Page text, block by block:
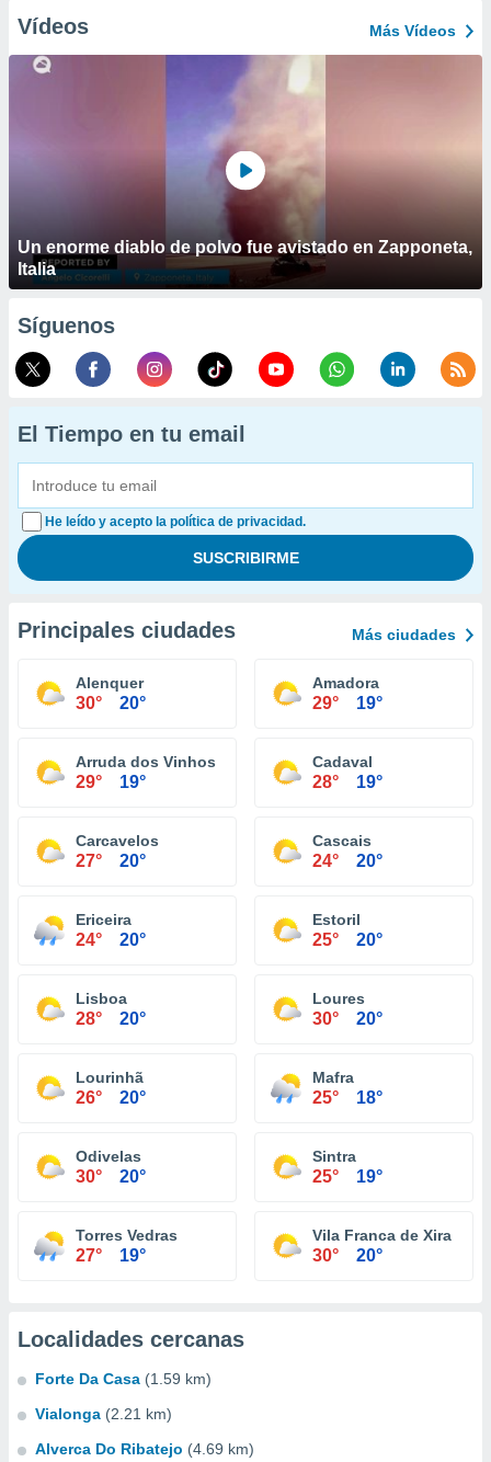
Vídeos Más Vídeos
Un enorme diablo de polvo fue avistado en Zapponeta,
Italia
Síguenos
El Tiempo en tu email
He leído y acepto la política de privacidad.
Principales ciudades Más ciudades
Alenquer
30° 20°
Amadora
29° 19°
Arruda dos Vinhos
29° 19°
Cadaval
28° 19°
Carcavelos
27° 20°
Cascais
24° 20°
Ericeira
24° 20°
Estoril
25° 20°
Lisboa
28° 20°
Loures
30° 20°
Lourinhã
26° 20°
Mafra
25° 18°
Odivelas
30° 20°
Sintra
25° 19°
Torres Vedras
27° 19°
Vila Franca de Xira
30° 20°
Localidades cercanas
Forte Da Casa (1.59 km)
Vialonga (2.21 km)
Alverca Do Ribatejo (4.69 km)